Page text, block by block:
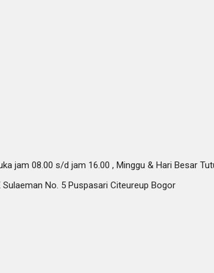
jam 08.00 s/d jam 16.00 , Minggu & Hari Besar
Sulaeman No. 5 Puspasari Citeureup Bogor